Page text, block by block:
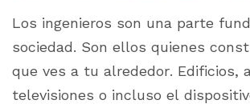
Los ingenieros son una parte
sociedad. Son ellos quienes
que ves a tu alrededor. Edificios,
televisiones o incluso el